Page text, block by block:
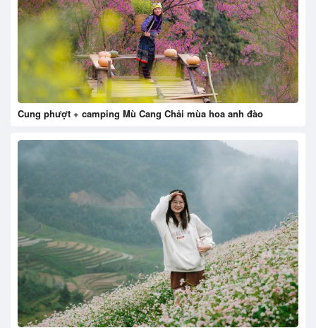
Cung phượt + camping Mù Cang Chải mùa hoa anh đào